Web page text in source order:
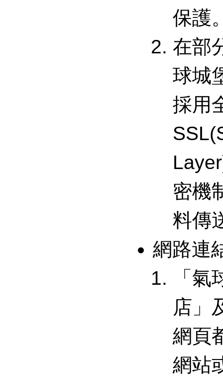
保護
在部
球城
採用
密機
料傳
網路連
「
店」
網頁
網站